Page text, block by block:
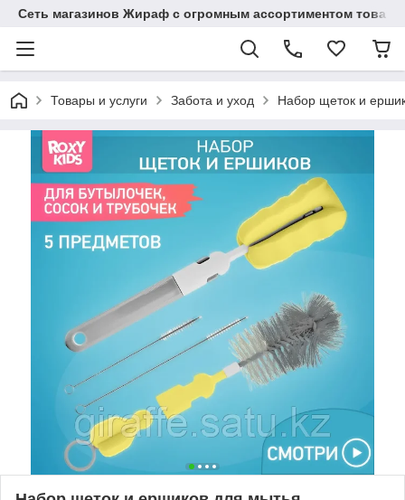
Сеть магазинов Жираф с огромным ассортиментом
Товары и услуги Забота и уход Набор щеток и